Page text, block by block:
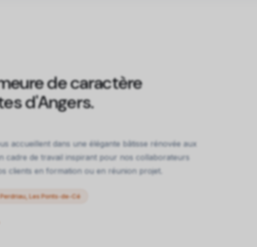
de caractère
d'Angers.
accueillent dans une élégante bâtisse rénovée aux
cadre de travail inspirant pour nos collaborateurs
clients en formation ou en réunion projet.
Les Ponts-de-Cé